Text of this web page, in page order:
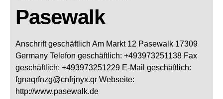
Pasewalk
Anschrift geschäftlich Am Markt 12 Pasewalk 17309
Germany Telefon geschäftlich: +493973251138 Fax
geschäftlich: +493973251229 E-Mail geschäftlich:
fgnaqrfnzg@cnfrjnyx.qr Webseite:
http://www.pasewalk.de